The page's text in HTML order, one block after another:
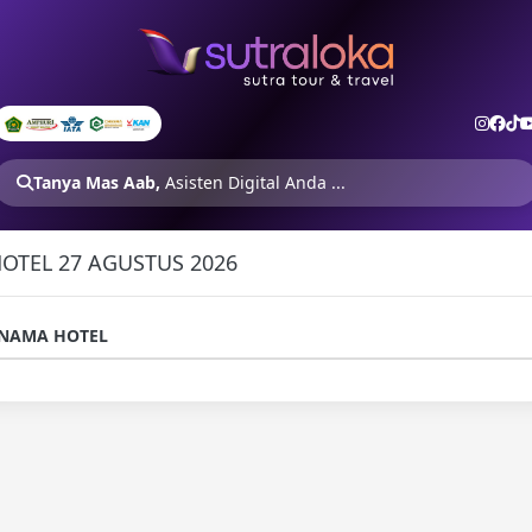
Tanya Mas Aab, Asisten Digital Anda ...
27 AGUSTUS 2026
HOTEL